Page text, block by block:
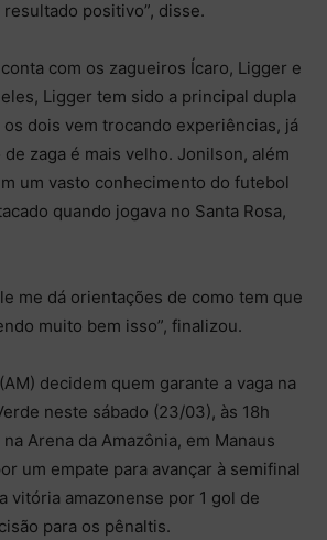
positivo”, disse.
com os zagueiros Ícaro, Ligger e
Ligger tem sido a principal dupla
dois vem trocando experiências, já
zaga é mais velho. Jonilson, além
um vasto conhecimento do futebol
quando jogava no Santa Rosa,
me dá orientações de como tem que
muito bem isso”, finalizou.
decidem quem garante a vaga na
neste sábado (23/03), às 18h
Arena da Amazônia, em Manaus
um empate para avançar à semifinal
vitória amazonense por 1 gol de
para os pênaltis.